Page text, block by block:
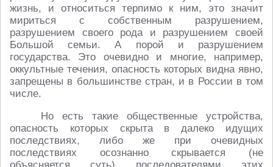
жизнь, и относиться терпимо к ним, это значит
мириться с собственным разрушением,
разрушением своего рода и разрушением своей
Большой семьи. А порой и разрушением
государства. Это очевидно и многие, например,
оккультные течения, опасность которых видна явно,
запрещены в большинстве стран, и в России в том
числе.
Но есть такие общественные устройства,
опасность которых скрыта в далеко идущих
последствиях, либо же при очевидных
последствиях осознанно скрывается (не